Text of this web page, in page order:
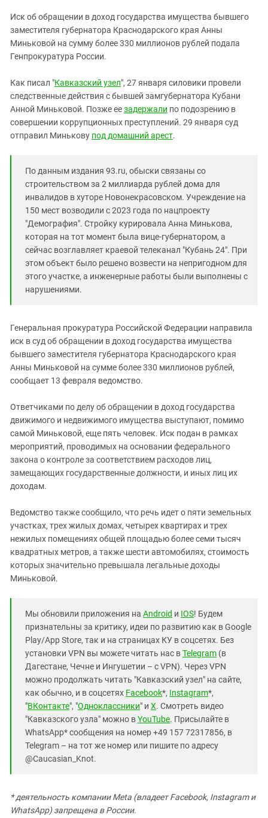
КАВКАЗ ЗА ПАЛЕСТИНУ
ИНАКОМЫСЛИЕ В ЧЕЧНЕ
ПРЕСЛЕДОВАНИЕ АКТИВИСТОВ
Ингушетия
Кабардино-Балкария
Карачаево-Черкесия
Краснодарский край
Нагорный Карабах
Российская Федерация
Северная Осетия - Алания
СКФО
Ставропольский край
Чечня
Южная Осетия
ЮФО
Иск об обращении в доход государства имущества бывшего
заместителя губернатора Краснодарского края Анны
Миньковой на сумму более 330 миллионов рублей подала
Генпрокуратура России.
Как писал "Кавказский узел", 27 января силовики провели
следственные действия с бывшей замгубернатора Кубани
Анной Миньковой. Позже еезадержали по подозрению в
совершении коррупционных преступлений. 29 января суд
отправил Минькову под домашний арест.
По данным издания 93.ru, обыски связаны со
строительством за 2 миллиарда рублей дома для
инвалидов в хуторе Новонекрасовском. Учреждение на
150 мест возводили с 2023 года по нацпроекту
"Демография". Стройку курировала Анна Минькова,
которая на тот момент была вице-губернатором, а
сейчас возглавляет краевой телеканал "Кубань 24". При
этом объект было решено возвести на непригодном для
этого участке, а инженерные работы были выполнены с
нарушениями.
Генеральная прокуратура Российской Федерации направила
иск в суд об обращении в доход государства имущества
бывшего заместителя губернатора Краснодарского края
Анны Миньковой на сумме более 330 миллионов рублей,
сообщает 13 февраля ведомство.
Ответчиками по делу об обращении в доход государства
движимого и недвижимого имущества выступают, помимо
самой Миньковой, еще пять человек. Иск подан в рамках
мероприятий, проводимых на основании федерального
закона о контроле за соответствием расходов лиц,
замещающих государственные должности, и иных лиц их
доходам.
Ведомство также сообщило, что речь идет о пяти земельных
участках, трех жилых домах, четырех квартирах и трех
нежилых помещениях общей площадью более семи тысяч
квадратных метров, а также шести автомобилях, стоимость
которых значительно превышала легальные доходы
Миньковой.
Мы обновили приложения на Android и IOS! Будем
признательны за критику, идеи по развитию как в Google
Play/App Store, так и на страницах КУ в соцсетях. Без
установки VPN вы можете читать нас вTelegram (в
Дагестане, Чечне и Ингушетии – с VPN). Через VPN
можно продолжать читать "Кавказский узел" на сайте,
как обычно, и в соцсетях Facebook*, Instagram*,
"ВКонтакте", "Одноклассники" и X. Смотреть видео
"Кавказского узла" можно вYouTube. Присылайте в
WhatsApp* сообщения на номер +49 157 72317856, в
Telegram – на тот же номер или пишите по адресу
@Caucasian_Knot.
* деятельность компании Meta (владеет Facebook, Instagram и
WhatsApp) запрещена в России.